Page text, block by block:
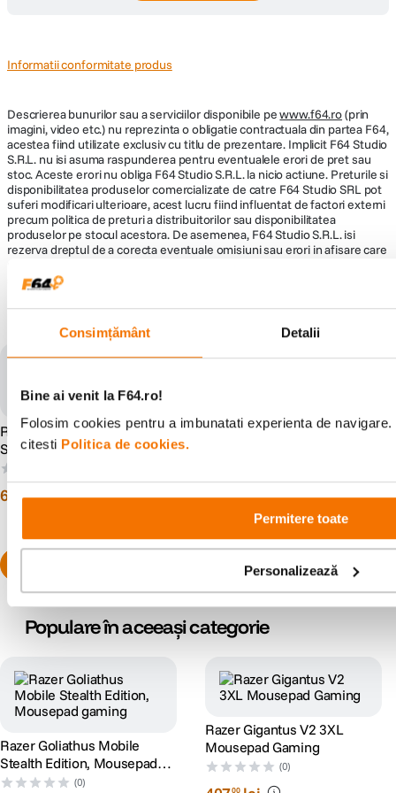
Consimțământ Detalii
Bine ai venit la F64.ro!
Folosim cookies pentru a imbunatati experienta de
citesti Politica de cookies.
Permitere toate
Personalizează
Nu găsești răspunsul pe care îl cauți?
Informatii conformitate produs
Descrierea bunurilor sau a serviciilor disponibile pewww.f64.ro
imagini, video etc.) nu reprezinta o obligatie contractuala din partea F64,
acestea fiind utilizate exclusiv cu titlu de prezentare. Implicit F64 Studio
stoc. Aceste erori nu obliga F64 Studio S.R.L. la nicio actiune. Preturile si
disponibilitatea produselor comercializate de catre F64 Studio SRL pot
suferi modificari ulterioare, acest lucru fiind influentat de factori externi
precum politica de preturi a distribuitorilor sau disponibilitatea
produselor pe stocul acestora. De asemenea, F64 Studio S.R.L. isi
rezerva dreptul de a corecta eventuale omisiuni sau erori in afisare care
S-ar putea să-ți placă și
Razer Goliathus Mobile
gaming
(0)
6100 lei
Razer Gigantus V2 3XL
(0)
40700 lei